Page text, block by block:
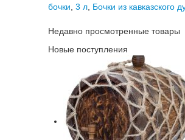
бочки 3 л Бочки из кавказского
Недавно просмотренные товары
Новые поступления